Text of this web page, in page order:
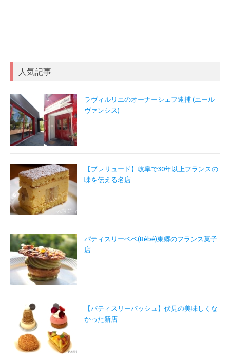
人気記事
ラヴィルリエのオーナーシェフ逮捕 (エール
ヴァンシス)
【プレリュード】岐阜で30年以上フランスの
味を伝える名店
パティスリーベベ(Bébé)東郷のフランス菓子
店
【パティスリーパッシュ】伏見の美味しくな
かった新店